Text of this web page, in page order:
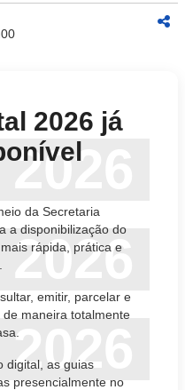
2026
2026
2026
2026 já
da Secretaria
a disponibilização do
rápida, prática e
emitir, parcelar e
maneira totalmente
digital, as guias
presencialmente no